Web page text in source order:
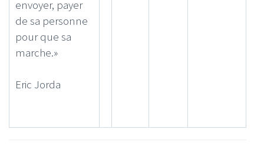
envoyer, payer
de sa personne
pour que sa
marche.»
Eric Jorda